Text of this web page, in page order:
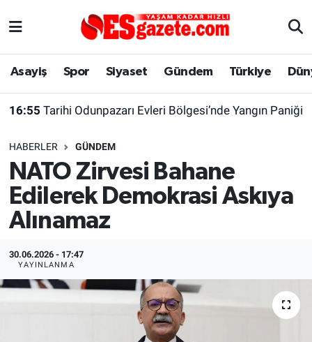
Asayiş Spor Siyaset Gündem Türkiye
16:55 Tarihi Odunpazarı Evleri Bölgesi’nde Yangın Paniği
HABERLER GÜNDEM
NATO Zirvesi Bahane
Edilerek Demokrasi Askıya
Alınamaz
30.06.2026 - 17:47
YAYINLANMA
Asayiş
Gündem
Türkiye
Dünya
Sağlık
Alış-Veriş/İş dünyası
Yaşam
Eskişehirspor Arşivi
Eskişehir Arşivi
Röportaj
Ekonomi
Kültür Sanat
Eskişehir Nöbetçi Eczaneler
Süper Lig Puan Durumu ve Fikstür
Tüm Manşetler
Son Dakika Haberleri
Haber Arşivi